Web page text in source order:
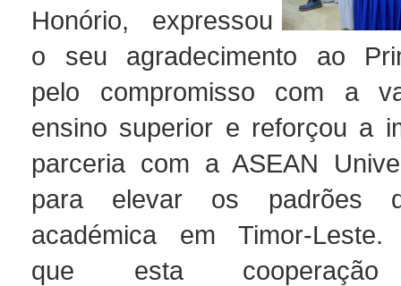
Honório, expressou
o seu agradecimento ao
pelo compromisso com a
ensino superior e reforçou a
parceria com a ASEAN
para elevar os padrões
académica em Timor-Leste.
que esta cooperação